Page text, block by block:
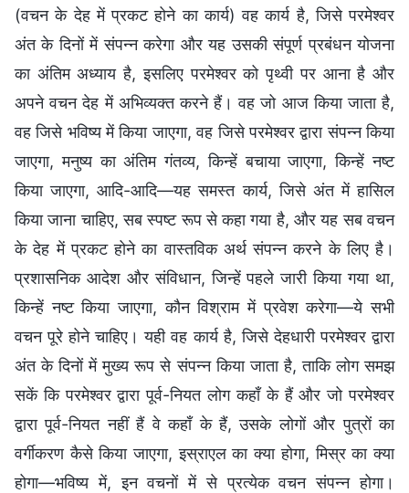
(वचन के देह में प्रकट होने का कार्य) वह कार्य है, जिसे परमेश्वर
अंत के दिनों में संपन्न करेगा और यह उसकी संपूर्ण प्रबंधन योजना
का अंतिम अध्याय है, इसलिए परमेश्वर को पृथ्वी पर आना है और
अपने वचन देह में अभिव्यक्त करने हैं। वह जो आज किया जाता है,
वह जिसे भविष्य में किया जाएगा, वह जिसे परमेश्वर द्वारा संपन्न किया
जाएगा, मनुष्य का अंतिम गंतव्य, किन्हें बचाया जाएगा, किन्हें नष्ट
किया जाएगा, आदि-आदि—यह समस्त कार्य, जिसे अंत में हासिल
किया जाना चाहिए, सब स्पष्ट रूप से कहा गया है, और यह सब वचन
के देह में प्रकट होने का वास्तविक अर्थ संपन्न करने के लिए है।
प्रशासनिक आदेश और संविधान, जिन्हें पहले जारी किया गया था,
किन्हें नष्ट किया जाएगा, कौन विश्राम में प्रवेश करेगा—ये सभी
वचन पूरे होने चाहिए। यही वह कार्य है, जिसे देहधारी परमेश्वर द्वारा
अंत के दिनों में मुख्य रूप से संपन्न किया जाता है, ताकि लोग समझ
सकें कि परमेश्वर द्वारा पूर्व-नियत लोग कहाँ के हैं और जो परमेश्वर
द्वारा पूर्व-नियत नहीं हैं वे कहाँ के हैं, उसके लोगों और पुत्रों का
वर्गीकरण कैसे किया जाएगा, इस्राएल का क्या होगा, मिस्र का क्या
होगा—भविष्य में, इन वचनों में से प्रत्येक वचन संपन्न होगा।